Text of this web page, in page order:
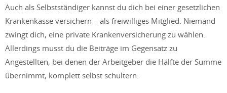
Auch als Selbstständiger kannst du dich bei einer gesetzlichen
Krankenkasse versichern – als freiwilliges Mitglied. Niemand
zwingt dich, eine private Krankenversicherung zu wählen.
Allerdings musst du die Beiträge im Gegensatz zu
Angestellten, bei denen der Arbeitgeber die Hälfte der Summe
übernimmt, komplett selbst schultern.